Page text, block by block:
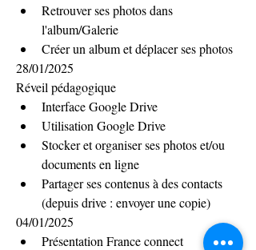
Retrouver ses photos dans
l'album/Galerie
Créer un album et déplacer ses photos
28/01/2025
Réveil pédagogique
Interface Google Drive
Utilisation Google Drive
Stocker et organiser ses photos et/ou
documents en ligne
Partager ses contenus à des contacts
(depuis drive : envoyer une copie)
04/01/2025
Présentation France connect